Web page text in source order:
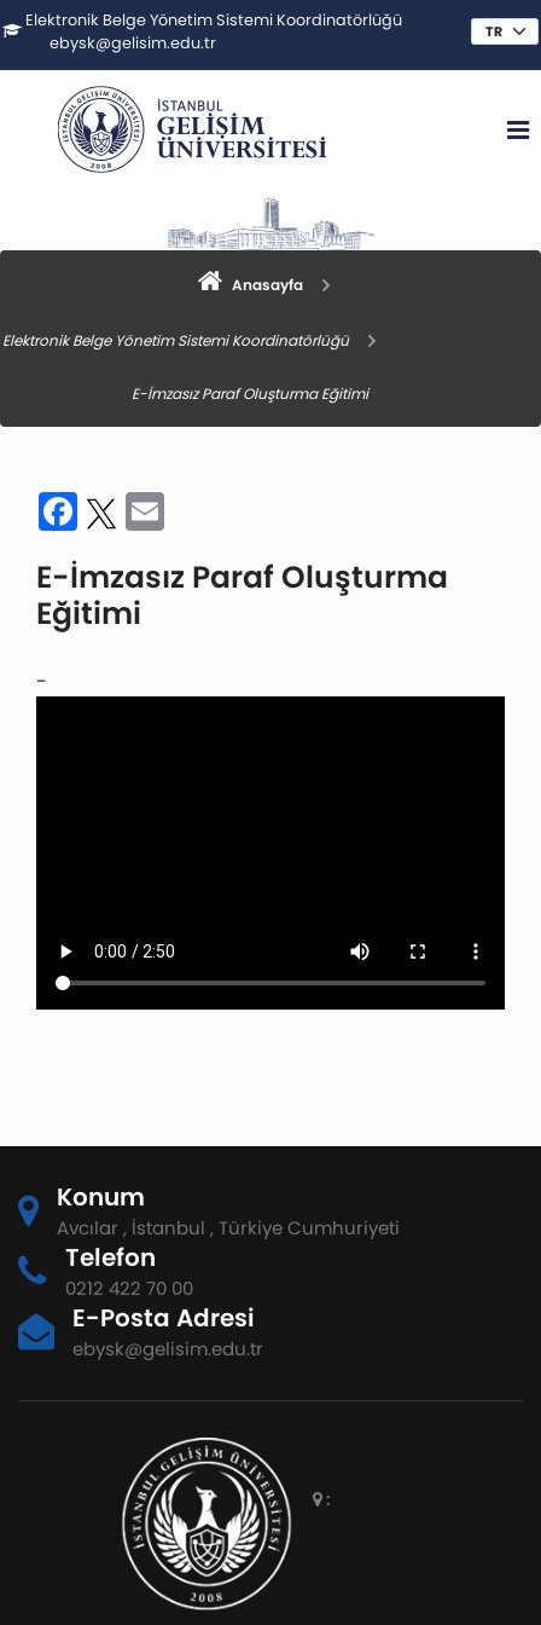
Elektronik Belge Yönetim Sistemi Koordinatörlüğü
ebysk@gelisim.edu.tr
Anasayfa
Elektronik Belge Yönetim Sistemi Koordinatörlüğü
E-İmzasız Paraf Oluşturma Eğitimi
Facebook
Twitter
E-İmzasız Paraf Oluşturma
Eğitimi
-
Konum
Avcılar , İstanbul , Türkiye Cumhuriyeti
Telefon
0212 422 70 00
E-Posta Adresi
ebysk@gelisim.edu.tr
: